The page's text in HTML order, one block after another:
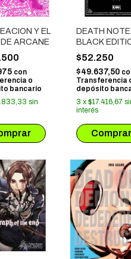
Y EL
ARCANE
con
o
bancario
sin
DEATH NOTE
BLACK
06
$52.250
$49.637,50
Transferencia
depósito
3 x $17.416,67
interés